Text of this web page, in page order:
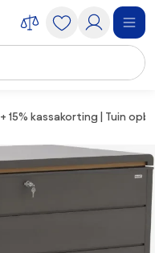
+ 15% kassakorting | Tuin